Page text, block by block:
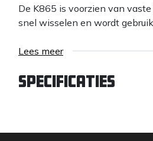
De K865 is voorzien van
snel wisselen en wordt
Lees meer
Specificaties